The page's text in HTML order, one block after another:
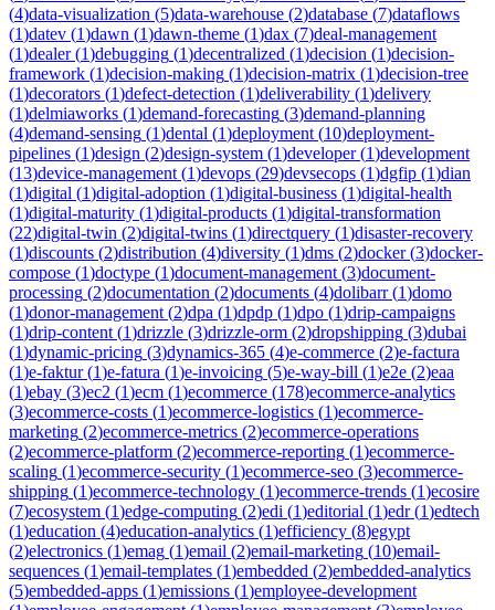
(4)data-visualization (5)data-warehouse (2)database (7)dataflows
(1)datev (1)dawn (1)dawn-theme (1)dax (7)deal-management
(1)dealer(1)debugging (1)decentralized (1)decision (1)decision-
framework (1)decision-making (1)decision-matrix (1)decision-tree
(1)decorators (1)defect-detection (1)deliverability (1)delivery
(1)delmiaworks (1)demand-forecasting (3)demand-planning
(4)demand-sensing (1)dental (1)deployment (10)deployment-
pipelines (1)design (2)design-system (1)developer(1)development
(13)device-management (1)devops (29)devsecops (1)dgfip (1)dian
(1)digital (1)digital-adoption (1)digital-business (1)digital-health
(1)digital-maturity (1)digital-products (1)digital-transformation
(22)digital-twin (2)digital-twins (1)directquery (1)disaster-recovery
(1)discounts (2)distribution (4)diversity (1)dms (2)docker(3)docker-
compose (1)doctype (1)document-management (3)document-
processing (2)documentation (2)documents (4)dolibarr(1)domo
(1)donor-management (2)dpa (1)dpdp (1)dpo (1)drip-campaigns
(1)drip-content (1)drizzle (3)drizzle-orm (2)dropshipping (3)dubai
(1)dynamic-pricing (3)dynamics-365 (4)e-commerce (2)e-factura
(1)e-faktur(1)e-fatura (1)e-invoicing (5)e-way-bill (1)e2e (2)eaa
(1)ebay (3)ec2 (1)ecm (1)ecommerce (178)ecommerce-analytics
(3)ecommerce-costs (1)ecommerce-logistics (1)ecommerce-
marketing (2)ecommerce-metrics (2)ecommerce-operations
(2)ecommerce-platform (2)ecommerce-reporting (1)ecommerce-
scaling (1)ecommerce-security (1)ecommerce-seo (3)ecommerce-
shipping (1)ecommerce-technology (1)ecommerce-trends (1)ecosire
(7)ecosystem (1)edge-computing (2)edi (1)editorial (1)edr(1)edtech
(1)education (4)education-analytics (1)efficiency (8)egypt
(2)electronics (1)emag (1)email (2)email-marketing (10)email-
sequences (1)email-templates (1)embedded (2)embedded-analytics
(5)embedded-apps (1)emissions (1)employee-development